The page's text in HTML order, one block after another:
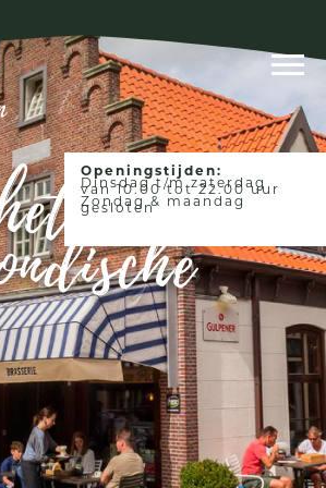
Openingstijden:
Dinsdag t/m zaterdag
van 10.00 tot 22.00 uur
Zondag & maandag
gesloten